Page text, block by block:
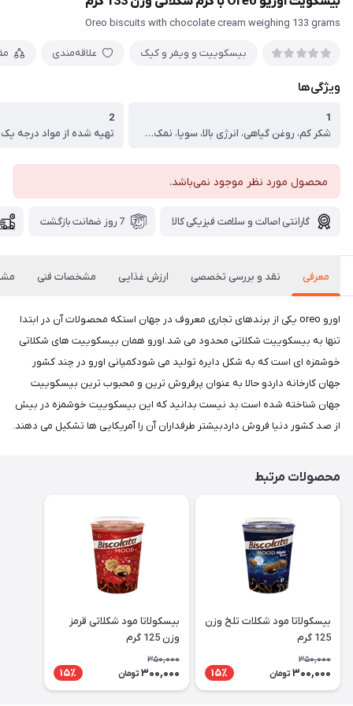
Oreo biscuits with chocolate cream weighing 133 grams
بیسکوییت و ویفر و کیک علاقه‌مندی
ویژگی‌ها
1
شکر کم، روغن گیاهی، انرژی بالا، سویا، نمک کم
2
تهیه شده از مواد درجه یک
محصول مورد نظر موجود نمی‌باشد.
گارانتی اصالت و سلامت فیزیکی کالا 7 روز ضمانت بازگشت
معرفی نقد و بررسی تخصصی ارزش غذایی مشخصات فنی
اورو oreo یکی از برندهای تجاری معروف در جهان استکه محصولات آن در ابتدا
تنها به بیسکوییت شکلاتی محدود می شد.اورو همان بیسکوییت های شکلاتی
خوشمزه ای است که به شکل دایره تولید می شودکمپانی اورو در چند کشور
جهان کارخانه داردو حالا به عنوان پرفروش ترین و محبوب ترین بیسکوییت
جهان شناخته شده است.بد نیست بدانید که این بیسکوییت خوشمزه در بیش
از صد کشور دنیا فروش داردبیشتر طرفداران آن را آمریکایی ها تشکیل می دهند.
محصولات مرتبط
بیسکولاتا مود شکلات تلخ وزن
125 گرم
350,000
300,000 تومان 15٪
بیسکولاتا مود شکلاتی قرمز
وزن 125 گرم
350,000
300,000 تومان 15٪